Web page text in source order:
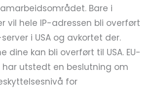
Bare i
vil hele IP-adressen bli overført
i USA og avkortet der.
dine kan bli overført til USA. EU-
har utstedt en beslutning om
for